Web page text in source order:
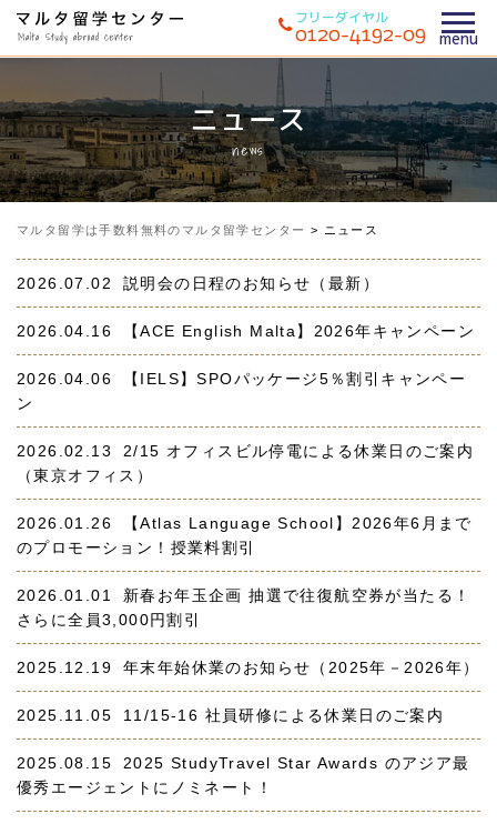
フリーダイヤル
0120-4192-09
ニュース
news
マルタ留学は手数料無料のマルタ留学センター > ニュース
2026.07.02 説明会の日程のお知らせ（最新）
2026.04.16 【ACE English Malta】2026年キャンペーン
2026.04.06
【IELS】SPOパッケージ5％割引キャンペー
ン
2026.02.13
2/15 オフィスビル停電による休業日のご案内
（東京オフィス）
2026.01.26
【Atlas Language School】2026年6月まで
のプロモーション！授業料割引
2026.01.01
新春お年玉企画 抽選で往復航空券が当たる！
さらに全員3,000円割引
2025.12.19 年末年始休業のお知らせ（2025年－2026年）
2025.11.05 11/15-16 社員研修による休業日のご案内
2025.08.15
2025 StudyTravel Star Awards のアジア最
優秀エージェントにノミネート！